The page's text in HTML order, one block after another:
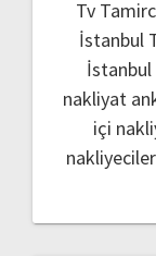
Tv
İstanbul
İstanbul
nakliyat
içi